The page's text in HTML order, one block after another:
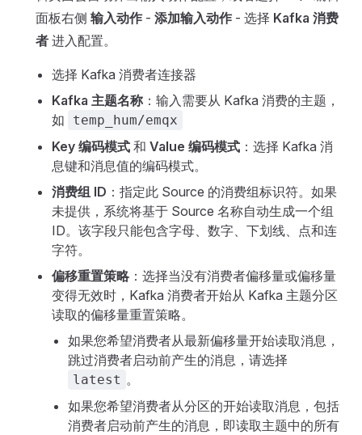
面板右侧 输入动作 - 添加输入动作 - 选择 Kafka 消费
者 进入配置。
选择 Kafka 消费者连接器
Kafka 主题名称 ：输入需要从 Kafka 消费的主题，
如
temp_hum/emqx
Key 编码模式 和 Value 编码模式 ：选择 Kafka 消
息键和消息值的编码模式。
消费组 ID ：指定此 Source 的消费组标识符。如果
未提供，系统将基于 Source 名称自动生成一个组
ID。该字段只能包含字母、数字、下划线、点和连
字符。
偏移重置策略 ：选择当没有消费者偏移量或偏移量
变得无效时，Kafka 消费者开始从 Kafka 主题分区
读取的偏移量重置策略。
如果您希望消费者从最新偏移量开始读取消息，
跳过消费者启动前产生的消息，请选择
latest 。
如果您希望消费者从分区的开始读取消息，包括
消费者启动前产生的消息，即读取主题中的所有